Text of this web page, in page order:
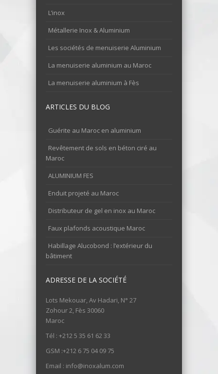
L’inox
Métallerie Inox & Aluminium
Les sociétés de menuiserie Aluminium
La menuiserie aluminium au Maroc
La menuiserie aluminium à Fès
ARTICLES DU BLOG
Guérite au Maroc en aluminium
Revêtement de sols en béton ciré au
Maroc
ALUMINIUM FES
Enduit projeté au Maroc
Distributeur de gel en inox au Maroc
Faux plafonds acoustique Maroc
Habillage Alucobond : l’extérieur du
bâtiment
ADRESSE DE LA SOCIÉTÉ
Lots Mekouar, Av Hadari, N° 27
Zohour 2, Fès 30060
Maroc
Tél : +212 5 35 61 62 33
GSM :+212 6 75 04 09 75
Email : info@inoxalum.com